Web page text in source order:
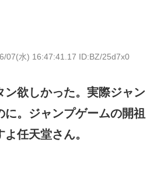
07(水) 16:47:41.17 ID:BZ/25d7x0
ン欲しかった。実際ジャン
に。ジャンプゲームの開祖
任天堂さん。